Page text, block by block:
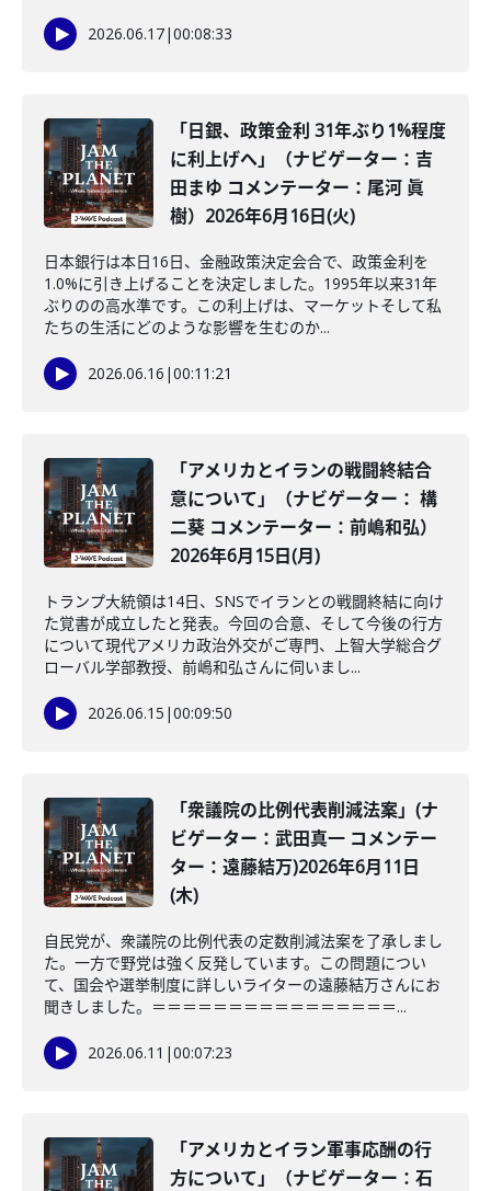
2026.06.17|00:08:33
「日銀、政策金利 31年ぶり1%程度
に利上げへ」（ナビゲーター：吉
田まゆ コメンテーター：尾河 眞
樹）2026年6月16日(火)
日本銀行は本日16日、金融政策決定会合で、政策金利を
1.0%に引き上げることを決定しました。1995年以来31年
ぶりのの高水準です。この利上げは、マーケットそして私
たちの生活にどのような影響を生むのか...
2026.06.16 |00:11:21
「アメリカとイランの戦闘終結合
意について」（ナビゲーター： 構
二葵 コメンテーター：前嶋和弘）
2026年6月15日(月)
トランプ大統領は14日、SNSでイランとの戦闘終結に向け
た覚書が成立したと発表。今回の合意、そして今後の行方
について現代アメリカ政治外交がご専門、上智大学総合グ
ローバル学部教授、前嶋和弘さんに伺いまし...
2026.06.15 |00:09:50
「衆議院の比例代表削減法案」(ナ
ビゲーター：武田真一 コメンテー
ター：遠藤結万)2026年6月11日
(木)
自民党が、衆議院の比例代表の定数削減法案を了承しまし
た。一方で野党は強く反発しています。この問題につい
て、国会や選挙制度に詳しいライターの遠藤結万さんにお
聞きしました。＝＝＝＝＝＝＝＝＝＝＝＝＝＝＝＝...
2026.06.11 |00:07:23
「アメリカとイラン軍事応酬の行
方について」（ナビゲーター：石